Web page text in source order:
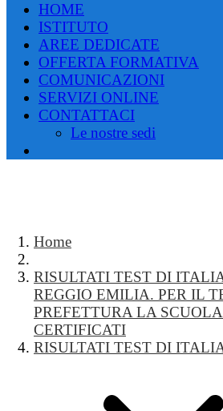
HOME
ISTITUTO
AREE DEDICATE
OFFERTA FORMATIVA
COMUNICAZIONI
SERVIZI ONLINE
CONTATTACI
Le nostre sedi
Home
RISULTATI TEST DI
REGGIO EMILIA. PER IL
PREFETTURA LA
CERTIFICATI
RISULTATI TEST DI